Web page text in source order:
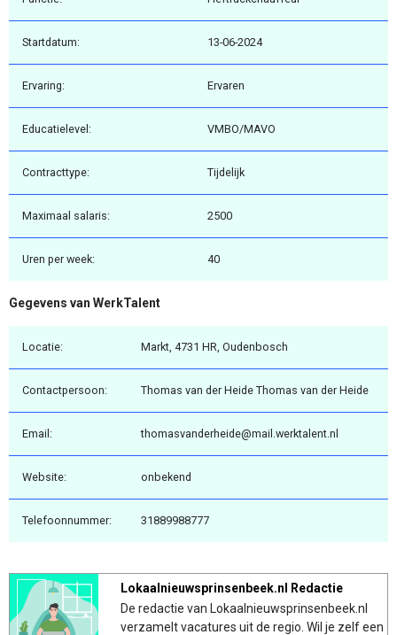
Startdatum: 13-06-2024
Ervaring: Ervaren
Educatielevel: VMBO/MAVO
Contracttype: Tijdelijk
Maximaal salaris: 2500
Uren per week: 40
Gegevens van WerkTalent
Locatie: Markt, 4731 HR, Oudenbosch
Contactpersoon: Thomas van der Heide Thomas van der Heide
Email: thomasvanderheide@mail.werktalent.nl
Website: onbekend
Telefoonnummer: 31889988777
Lokaalnieuwsprinsenbeek.nl Redactie
De redactie van Lokaalnieuwsprinsenbeek.nl
verzamelt vacatures uit de regio. Wil je zelf een